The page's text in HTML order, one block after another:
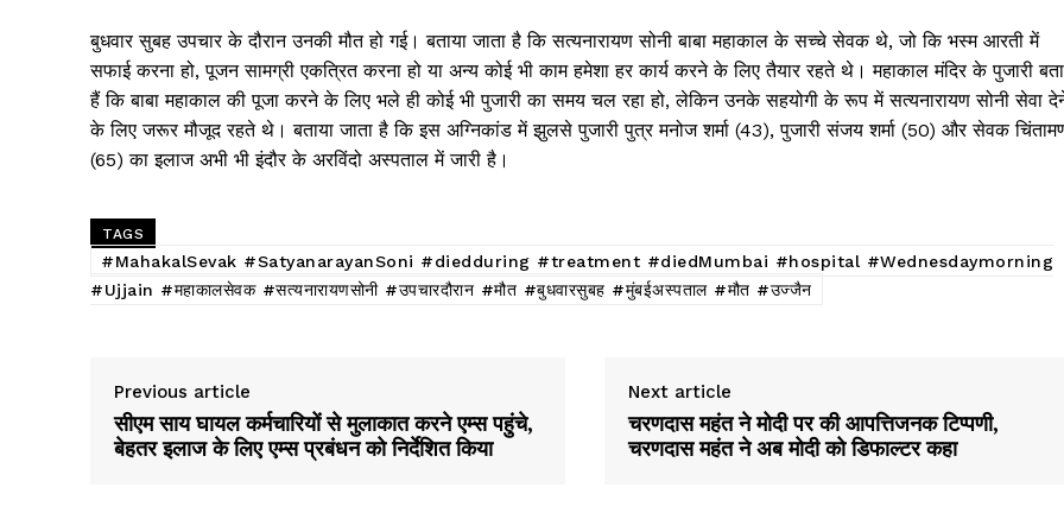
बुधवार सुबह उपचार के दौरान उनकी मौत हो गई। बताया जाता है कि सत्यनारायण सोनी बाबा महाकाल के सच्चे सेवक थे, जो कि भस्म आरती में
सफाई करना हो, पूजन सामग्री एकत्रित करना हो या अन्य कोई भी काम हमेशा हर कार्य करने के लिए तैयार रहते थे। महाकाल मंदिर के पुजारी
हैं कि बाबा महाकाल की पूजा करने के लिए भले ही कोई भी पुजारी का समय चल रहा हो, लेकिन उनके सहयोगी के रूप में सत्यनारायण सोनी सेवा
के लिए जरूर मौजूद रहते थे। बताया जाता है कि इस अग्निकांड में झुलसे पुजारी पुत्र मनोज शर्मा (43), पुजारी संजय शर्मा (50) और सेवक
(65) का इलाज अभी भी इंदौर के अरविंदो अस्पताल में जारी है।
TAGS
#MahakalSevak #SatyanarayanSoni #diedduring #treatment #diedMumbai #hospital #Wednesdaymorning
#Ujjain #महाकालसेवक #सत्यनारायणसोनी #उपचारदौरान #मौत #बुधवारसुबह #मुंबईअस्पताल #मौत #उज्जैन
Previous article
सीएम साय घायल कर्मचारियों से मुलाकात करने एम्स पहुंचे,
बेहतर इलाज के लिए एम्स प्रबंधन को निर्देशित किया
Next article
चरणदास महंत ने मोदी पर की आपत्तिजनक टिप्पणी,
चरणदास महंत ने अब मोदी को डिफाल्टर कहा